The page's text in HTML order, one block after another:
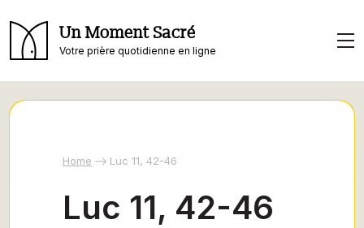
Un Moment Sacré
Votre prière quotidienne en ligne
Home Luc 11, 42-46
Luc 11, 42-46